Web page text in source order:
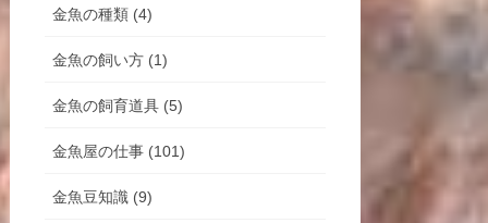
金魚の種類 (4)
金魚の飼い方 (1)
金魚の飼育道具 (5)
金魚屋の仕事 (101)
金魚豆知識 (9)